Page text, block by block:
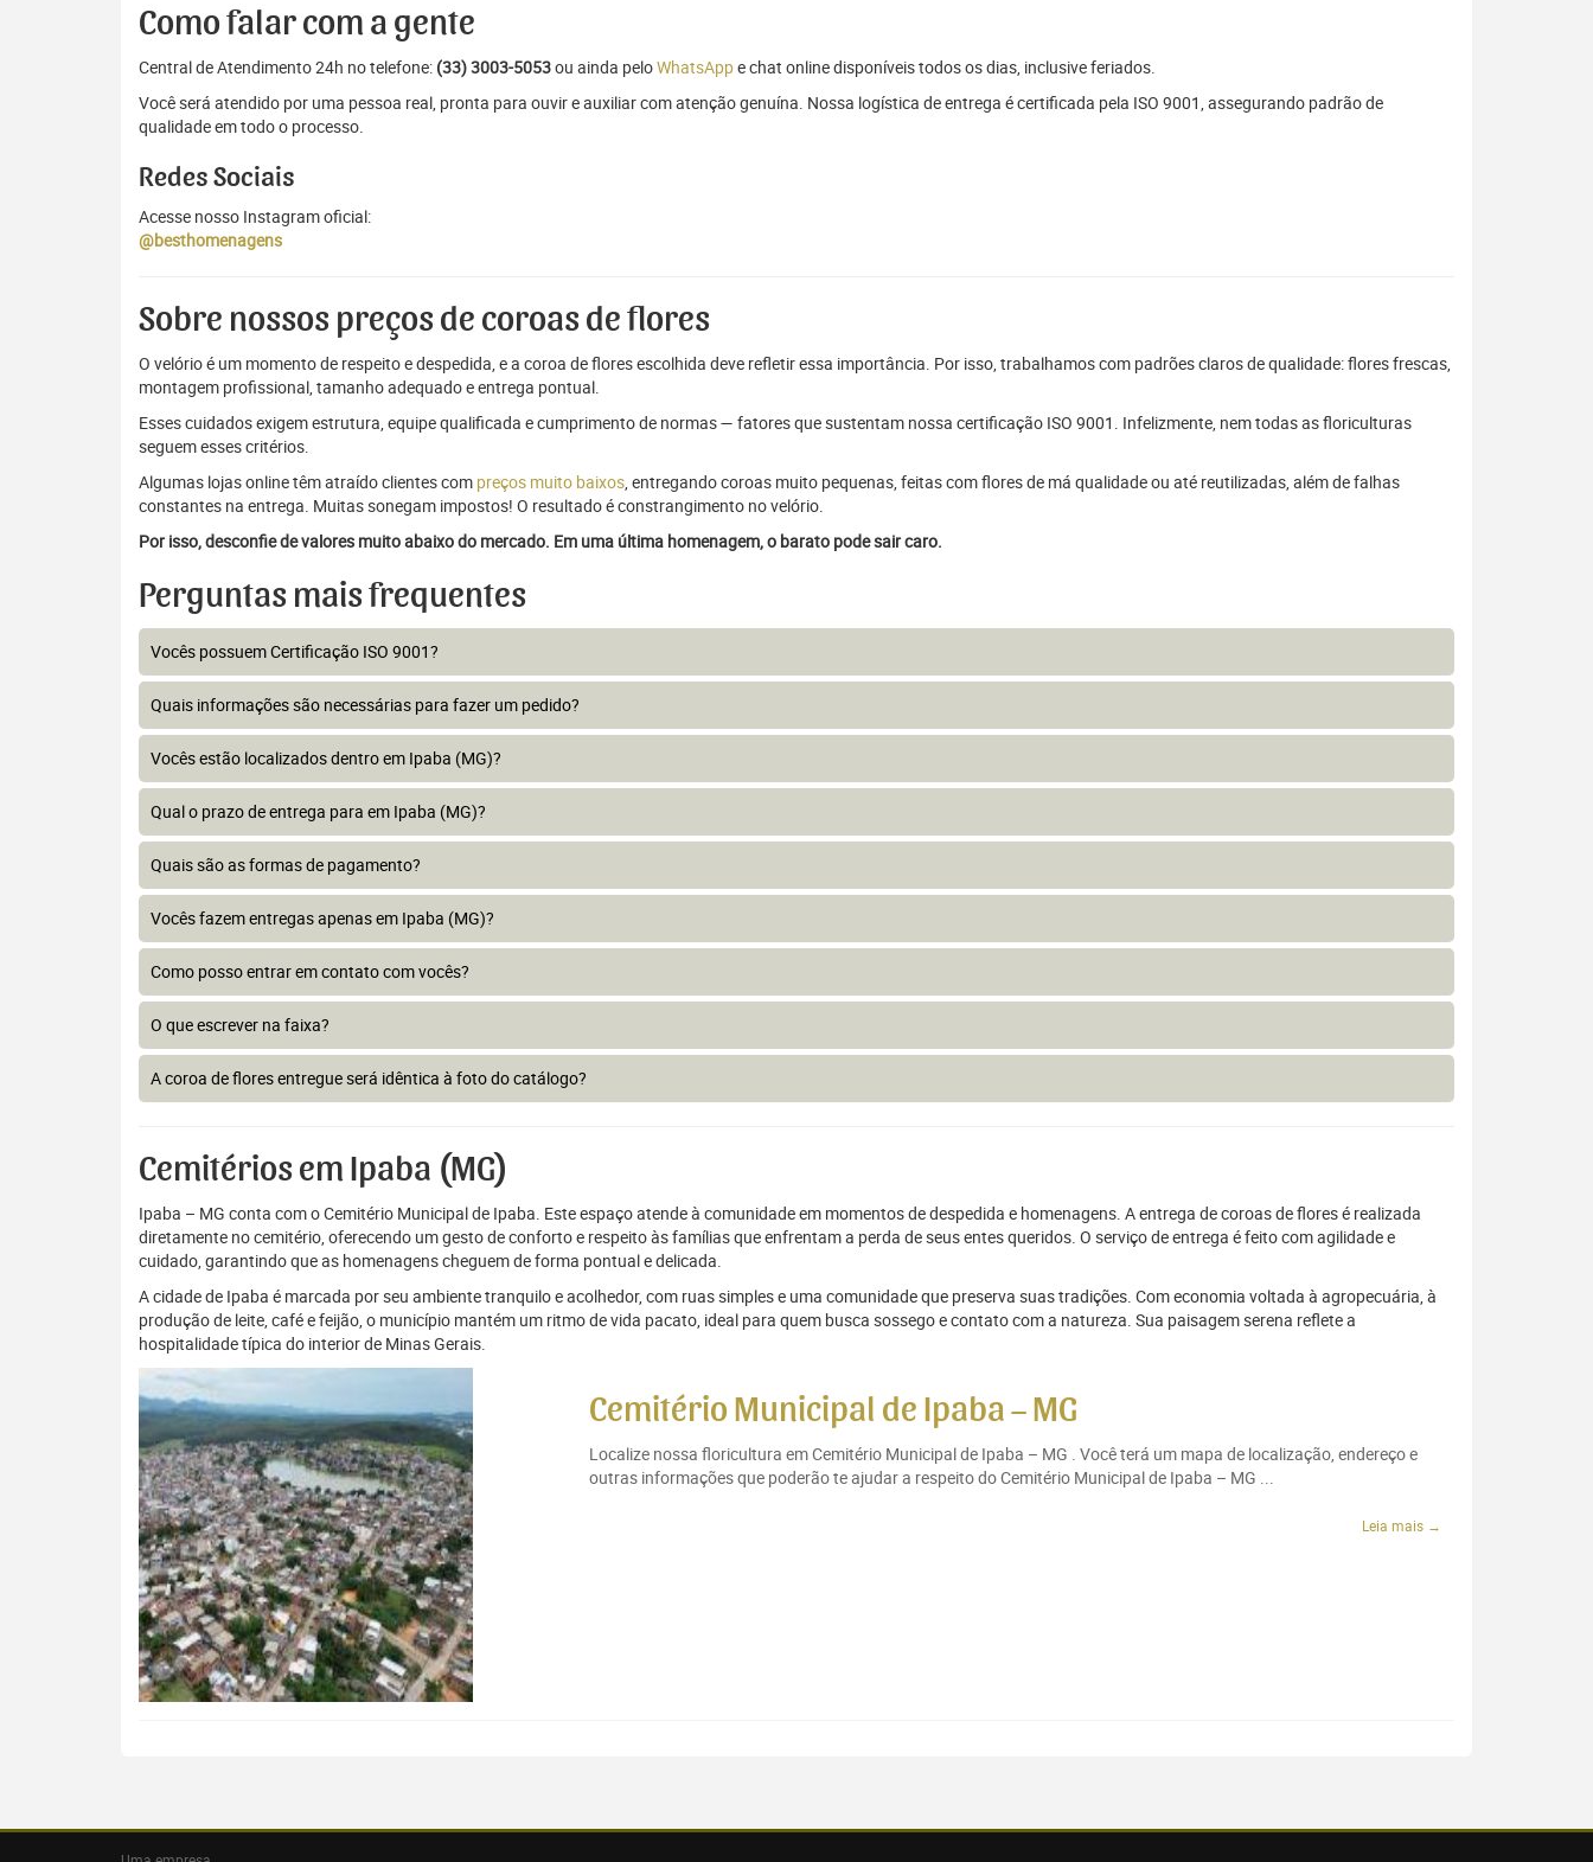
Como falar com a gente
Central de Atendimento 24h no telefone: (33) 3003-5053ou ainda peloWhatsAppe chat online disponíveis todos os dias, inclusive feriados.
Você será atendido por uma pessoa real, pronta para ouvir e auxiliar com atenção genuína. Nossa logística de entrega é certificada pela ISO 9001, assegurando padrão de
qualidade em todo o processo.
Redes Sociais
Acesse nosso Instagram oficial:
@besthomenagens
Sobre nossos preços de coroas de flores
O velório é um momento de respeito e despedida, e a coroa de flores escolhida deve refletir essa importância. Por isso, trabalhamos com padrões claros de qualidade: flores frescas,
montagem profissional, tamanho adequado e entrega pontual.
Esses cuidados exigem estrutura, equipe qualificada e cumprimento de normas — fatores que sustentam nossa certificação ISO 9001. Infelizmente, nem todas as floriculturas
seguem esses critérios.
Algumas lojas online têm atraído clientes com preços muito baixos, entregando coroas muito pequenas, feitas com flores de má qualidade ou até reutilizadas, além de falhas
constantes na entrega. Muitas sonegam impostos! O resultado é constrangimento no velório.
Por isso, desconfie de valores muito abaixo do mercado. Em uma última homenagem, o barato pode sair caro.
Perguntas mais frequentes
Vocês possuem Certificação ISO 9001?
Quais informações são necessárias para fazer um pedido?
Vocês estão localizados dentro em Ipaba (MG)?
Qual o prazo de entrega para em Ipaba (MG)?
Quais são as formas de pagamento?
Vocês fazem entregas apenas em Ipaba (MG)?
Como posso entrar em contato com vocês?
O que escrever na faixa?
A coroa de flores entregue será idêntica à foto do catálogo?
Cemitérios em Ipaba (MG)
Ipaba – MG conta com o Cemitério Municipal de Ipaba. Este espaço atende à comunidade em momentos de despedida e homenagens. A entrega de coroas de flores é realizada
diretamente no cemitério, oferecendo um gesto de conforto e respeito às famílias que enfrentam a perda de seus entes queridos. O serviço de entrega é feito com agilidade e
cuidado, garantindo que as homenagens cheguem de forma pontual e delicada.
A cidade de Ipaba é marcada por seu ambiente tranquilo e acolhedor, com ruas simples e uma comunidade que preserva suas tradições. Com economia voltada à agropecuária, à
produção de leite, café e feijão, o município mantém um ritmo de vida pacato, ideal para quem busca sossego e contato com a natureza. Sua paisagem serena reflete a
hospitalidade típica do interior de Minas Gerais.
Cemitério Municipal de Ipaba – MG
Localize nossa floricultura em Cemitério Municipal de Ipaba – MG . Você terá um mapa de localização, endereço e
outras informações que poderão te ajudar a respeito do Cemitério Municipal de Ipaba – MG ...
Leia mais →